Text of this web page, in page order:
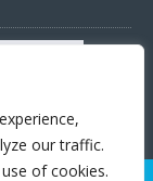
our traffic.
of cookies.
10